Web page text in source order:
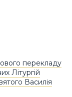
перекладу
Літургій
Василія